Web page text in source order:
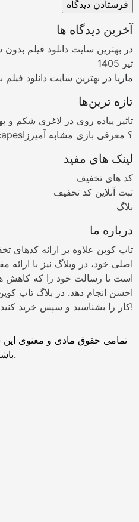
آخرین دیدگاه ها
در بهترین سایت دانلود فیلم بدون
تیر 1405
ماریا در بهترین سایت دانلود فیلم
تازه ترین‌ها
تاثیر پیاده روی در لاغری شکم و
بازی آمیزرا یا Wordscapes؟ معرفی بازی مشابه آمیرزا
لینک های مفید
کد های تخفیف
ثبت آنلاین کد تخفیف
بلاگ
درباره ما
تاپ کوپن علاوه بر ارائه کدهای
اصلی خود، در وبلاگ نیز با ارائه
است تا رسالت خود را که کاهش
احسن انجام دهد. در بلاگ تاپ
کار را بشناسید و سپس خرید کنید!
تمامی حقوق مادی و معنوی
باشد.